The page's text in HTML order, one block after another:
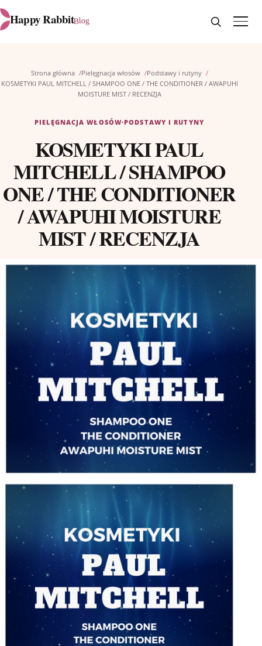
Happy RabbitBlog Otwórz
Strona główna Pielęgnacja włosów
Podstawy i rutyny
KOSMETYKI PAUL MITCHELL / SHAMPOO ONE / THE CONDITIONER / AWAPUHI
MOISTURE MIST / RECENZJA
PIELĘGNACJA WŁOSÓW·PODSTAWY I RUTYNY
KOSMETYKI PAUL
MITCHELL / SHAMPOO
ONE / THE CONDITIONER
/ AWAPUHI MOISTURE
MIST / RECENZJA